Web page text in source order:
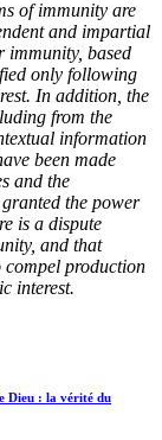
of immunity are
and impartial
immunity, based
only following
In addition, the
from the
information
been made
and the
the power
is a dispute
and that
compel production
interest.
Dieu : la vérité du